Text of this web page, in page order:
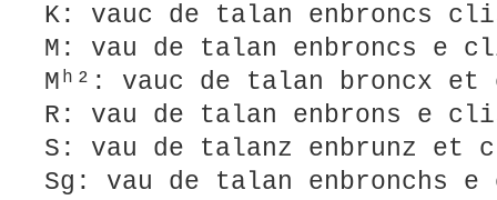
K: vauc de talan enbroncs
M: vau de talan enbroncs e
Mʰ²: vauc de talan broncx et
R: vau de talan enbrons e
S: vau de talanz enbrunz et
Sg: vau de talan enbronchs